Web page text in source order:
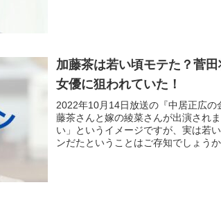
加藤茶は若い頃モテた？菅
女優に狙われていた！
2022年10月14日放送の『中居正広
藤茶さんと嫁の綾菜さんが出演され
い」というイメージですが、実は若
ンだたということはご存知でしょうか